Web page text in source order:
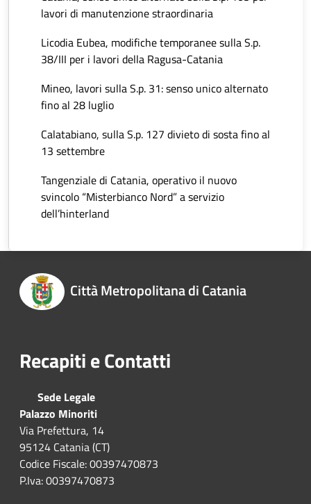
lavori di manutenzione straordinaria
Licodia Eubea, modifiche temporanee sulla S.p.
38/III per i lavori della Ragusa-Catania
Mineo, lavori sulla S.p. 31: senso unico alternato
fino al 28 luglio
Calatabiano, sulla S.p. 127 divieto di sosta fino al
13 settembre
Tangenziale di Catania, operativo il nuovo
svincolo “Misterbianco Nord” a servizio
dell’hinterland
Città Metropolitana di Catania
Recapiti e Contatti
Sede Legale
Palazzo Minoriti
Via Prefettura, 14
95124 Catania (CT)
Codice Fiscale: 00397470873
P.Iva: 00397470873